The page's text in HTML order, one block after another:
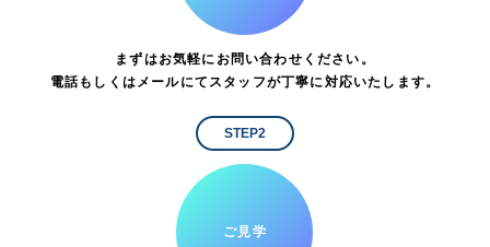
まずはお気軽にお問い合わせください。
電話もしくはメールにてスタッフが丁寧に対応いたします。
STEP2
ご見学